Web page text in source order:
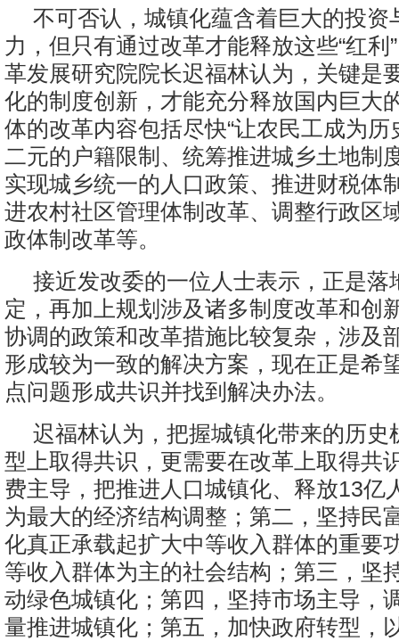
不可否认，城镇化蕴含着巨大的投资
力，但只有通过改革才能释放这些“红利
革发展研究院院长迟福林认为，关键是
化的制度创新，才能充分释放国内巨大
体的改革内容包括尽快“让农民工成为历
二元的户籍限制、统筹推进城乡土地制
实现城乡统一的人口政策、推进财税体
进农村社区管理体制改革、调整行政区
政体制改革等。
接近发改委的一位人士表示，正是落
定，再加上规划涉及诸多制度改革和创
协调的政策和改革措施比较复杂，涉及
形成较为一致的解决方案，现在正是希
点问题形成共识并找到解决办法。
迟福林认为，把握城镇化带来的历史
型上取得共识，更需要在改革上取得共
费主导，把推进人口城镇化、释放13亿
为最大的经济结构调整；第二，坚持民
化真正承载起扩大中等收入群体的重要
等收入群体为主的社会结构；第三，坚
动绿色城镇化；第四，坚持市场主导，
量推进城镇化；第五，加快政府转型，